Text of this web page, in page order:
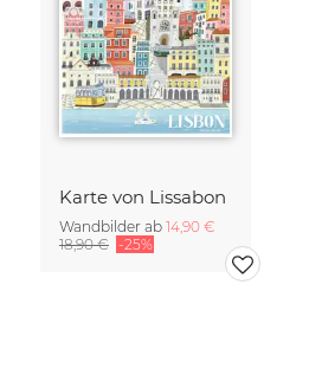
Karte von Lissabon
Wandbilder ab 14,90 €
18,90 € -25%